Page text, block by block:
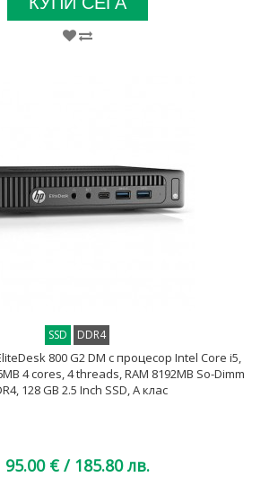
SSD DDR4
800 G2 DM с процесор Intel Core i5,
4 cores, 4 threads, RAM 8192MB So-Dimm
128 GB 2.5 Inch SSD, A клас
95.00 € / 185.80 лв.